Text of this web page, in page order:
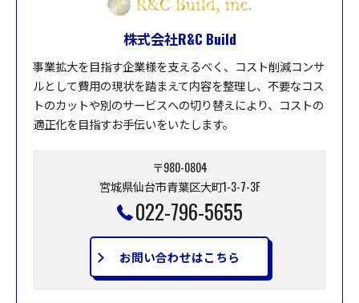
株式会社R&C Build
事業拡大を目指す企業様を支えるべく、コスト削減コンサ
ルとして費用の現状を踏まえて内容を整理し、不要なコス
トのカットや別のサービスへの切り替えにより、コストの
適正化を目指すお手伝いをいたします。
〒980-0804
宮城県仙台市青葉区大町1-3-7-3F
022-796-5655
お問い合わせはこちら